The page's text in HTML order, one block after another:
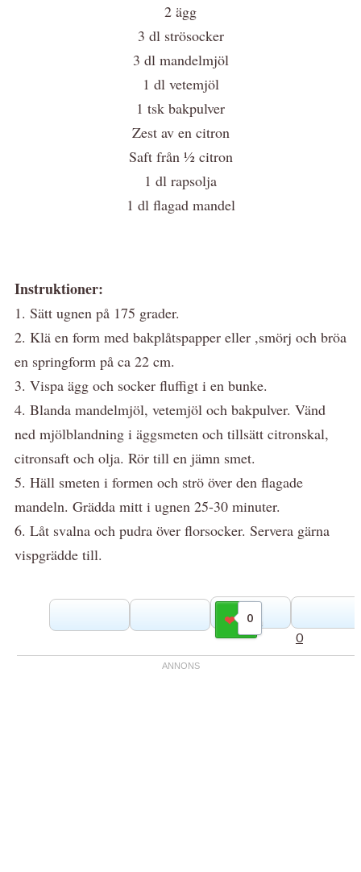
2 ägg
3 dl strösocker
3 dl mandelmjöl
1 dl vetemjöl
1 tsk bakpulver
Zest av en citron
Saft från ½ citron
1 dl rapsolja
1 dl flagad mandel
Instruktioner:
1. Sätt ugnen på 175 grader.
2. Klä en form med bakplåtspapper eller ,smörj och bröa
en springform på ca 22 cm.
3. Vispa ägg och socker fluffigt i en bunke.
4. Blanda mandelmjöl, vetemjöl och bakpulver. Vänd
ned mjölblandning i äggsmeten och tillsätt citronskal,
citronsaft och olja. Rör till en jämn smet.
5. Häll smeten i formen och strö över den flagade
mandeln. Grädda mitt i ugnen 25-30 minuter.
6. Låt svalna och pudra över florsocker. Servera gärna
vispgrädde till.
0
Gilla
0